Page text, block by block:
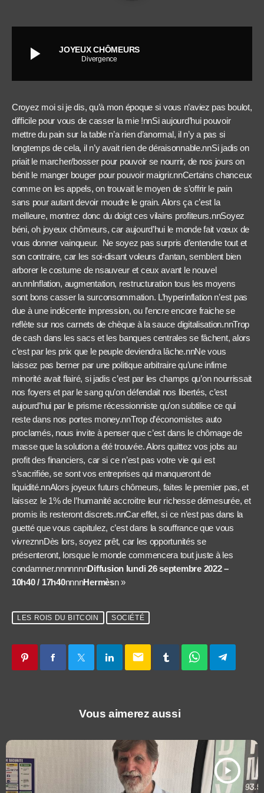
play_arrow JOYEUX CHÔMEURS
Divergence
Croyez moi si je dis, qu’à mon époque si vous n’aviez pas boulot,
difficile pour vous de casser la mie !nnSi aujourd’hui pouvoir
mettre du pain sur la table n’a rien d’anormal, il n’y a pas si
longtemps de cela, il n’y avait rien de déraisonnable.nnSi jadis on
priait le marcher/bosser pour pouvoir se nourrir, de nos jours on
bénit le manger bouger pour pouvoir maigrir.nnCertains chanceux
comme on les appels, on trouvait le moyen de s’offrir le pain
sans pour autant devoir moudre le grain. Alors ça c’est la
meilleure, montrez donc du doigt ces vilains profiteurs.nnSoyez
béni, oh joyeux chômeurs, car aujourd’hui le monde fait vœux de
vous donner vainqueur. Ne soyez pas surpris d’entendre tout et
son contraire, car les soi-disant voleurs d’antan, semblent bien
arborer le costume de nsauveur et ceux avant le nouvel
an.nnInflation, augmentation, restructuration tous les moyens
sont bons casser la surconsommation. L’hyperinflation n’est pas
due à une indécente impression, ou l’encre encore fraiche se
reflète sur nos carnets de chèque à la sauce digitalisation.nnTrop
de cash dans les sacs et les banques centrales se fâchent, alors
c’est par les prix que le peuple deviendra lâche.nnNe vous
laissez pas berner par une politique arbitraire qu’une infime
minorité avait flairé, si jadis c’est par les champs qu’on nourrissait
nos foyers et par le sang qu’on défendait nos libertés, c’est
aujourd’hui par le prisme récessionniste qu’on subtilise ce qui
reste dans nos portes money.nnTrop d’économistes auto
proclamés, nous invite à penser que c’est dans le chômage de
masse que la solution a été trouvée. Alors quittez vos jobs au
profit des financiers, car si ce n’est pas votre vie qui est
s’sacrifiée, se sont vos entreprises qui manqueront de
liquidité.nnAlors joyeux futurs chômeurs, faites le premier pas, et
laissez le 1% de l’humanité accroitre leur richesse démesurée, et
promis ils resteront discrets.nnCar effet, si ce n’est pas dans la
guetté que vous capitulez, c’est dans la souffrance que vous
vivreznnDès lors, soyez prêt, car les opportunités se
présenteront, lorsque le monde commencera tout juste à les
condamner.nnnnnnnDiffusion lundi 26 septembre 2022 –
10h40 / 17h40nnnnHermèsn »
LES ROIS DU BITCOIN SOCIÉTÉ
email
Vous aimerez aussi
play_arrow